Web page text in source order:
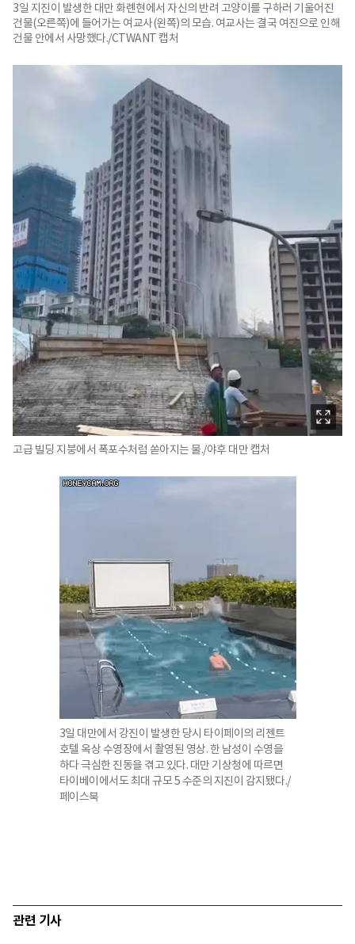
3일 지진이 발생한 대만 화롄현에서 자신의 반려 고양이를 구하러 기울어진
건물(오른쪽)에 들어가는 여교사(왼쪽)의 모습. 여교사는 결국 여진으로 인해
건물 안에서 사망했다./CTWANT 캡처
고급 빌딩 지붕에서 폭포수처럼 쏟아지는 물./야후 대만 캡처
3일 대만에서 강진이 발생한 당시 타이페이의 리젠트
호텔 옥상 수영장에서 촬영된 영상. 한 남성이 수영을
하다 극심한 진동을 겪고 있다. 대만 기상청에 따르면
타이베이에서도 최대 규모 5 수준의 지진이 감지됐다./
페이스북
관련 기사